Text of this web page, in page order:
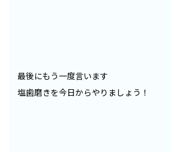
最後にもう一度言います
塩歯磨きを今日からやりましょう！